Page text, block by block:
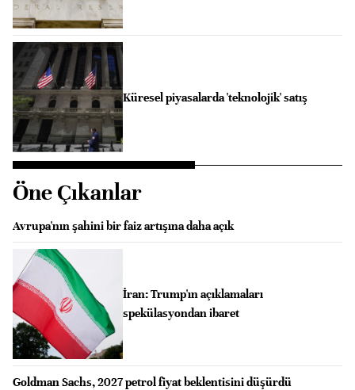
Küresel piyasalarda 'teknolojik' satış
Öne Çıkanlar
Avrupa'nın şahini bir faiz artışına daha açık
İran: Trump'ın açıklamaları
spekülasyondan ibaret
Goldman Sachs, 2027 petrol fiyat beklentisini düşürdü